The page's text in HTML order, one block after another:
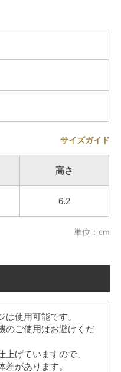
サイズガイド
高さ
6.2
単位：cm
使用可能です。
のご使用はお避けくだ
げていますので、
差があります。